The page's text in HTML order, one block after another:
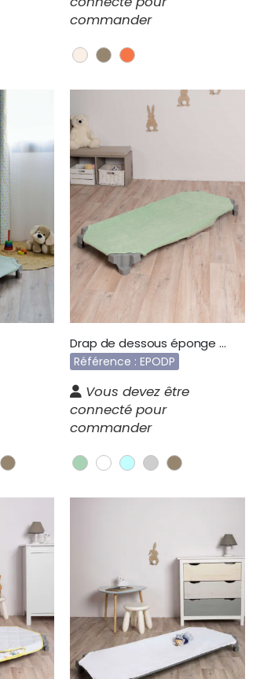
commander
Drap de dessous éponge stretch EPODP
Référence : EPODP
Vous devez être
connecté pour
commander